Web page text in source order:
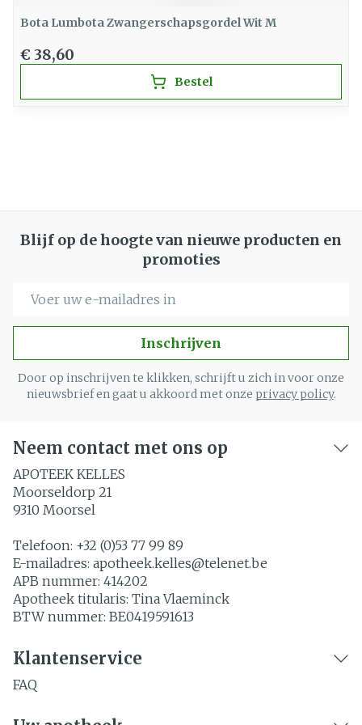
Bota Lumbota Zwangerschapsgordel Wit M
€ 38,60
Bestel
Blijf op de hoogte van nieuwe producten en
promoties
Inschrijven
Door op inschrijven te klikken, schrijft u zich in voor onze
nieuwsbrief en gaat u akkoord met onze privacy policy.
Neem contact met ons op
APOTEEK KELLES
Moorseldorp 21
9310 Moorsel
Telefoon: +32 (0)53 77 99 89
E-mailadres: apotheek.kelles@telenet.be
APB nummer: 414202
Apotheek titularis: Tina Vlaeminck
BTW nummer: BE0419591613
Klantenservice
FAQ